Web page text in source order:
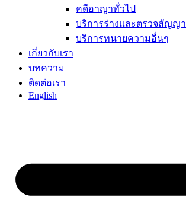
คดีอาญาทั่วไป
บริการร่างและตรวจสัญญา
บริการทนายความอื่นๆ
เกี่ยวกับเรา
บทความ
ติดต่อเรา
English